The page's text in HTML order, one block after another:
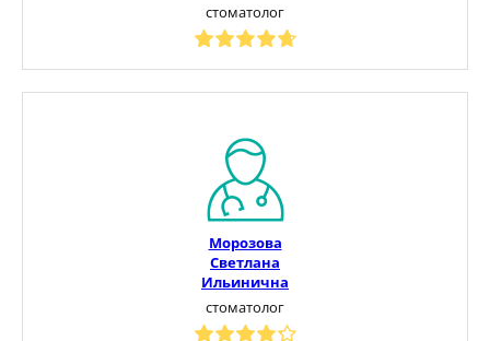
стоматолог
Морозова
Светлана
Ильинична
стоматолог